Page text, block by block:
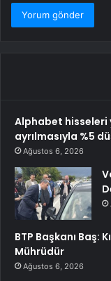
Alphabet hisseleri
ayrılmasıyla %5
Ağustos 6, 2026
BTP Başkanı Baş:
Mührüdür
Ağustos 6, 2026